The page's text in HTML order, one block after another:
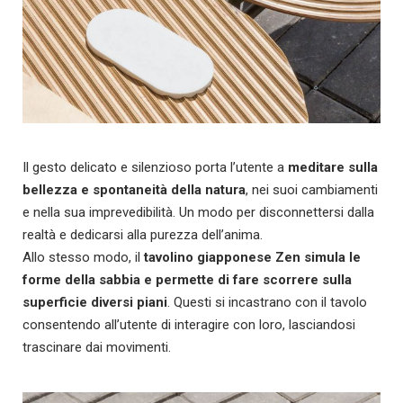
Il gesto delicato e silenzioso porta l’utente a meditare sulla
bellezza e spontaneità della natura, nei suoi cambiamenti
e nella sua imprevedibilità. Un modo per disconnettersi dalla
realtà e dedicarsi alla purezza dell’anima.
Allo stesso modo, iltavolino giapponese Zen simula le
forme della sabbia e permette di fare scorrere sulla
superficie diversi piani. Questi si incastrano con il tavolo
consentendo all’utente di interagire con loro, lasciandosi
trascinare dai movimenti.